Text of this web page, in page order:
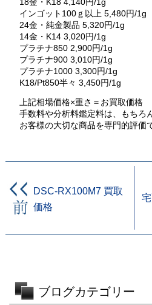
インゴット100ｇ以上 5,480円/1g
24金・純金製品 5,320円/1g
14金・K14 3,020円/1g
プラチナ850 2,900円/1g
プラチナ900 3,010円/1g
プラチナ1000 3,300円/1g
K18/Pt850半々 3,450円/1g
上記相場価格×重さ＝お買取価格
手数料や分析料鑑定料は、もちろ
お客様の大切な商品を専門的評価
DSC-RX100M7 買取
価格
ブログカテゴリー